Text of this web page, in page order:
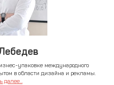
упаковке международного
в области дизайна и рекламы.
далее...